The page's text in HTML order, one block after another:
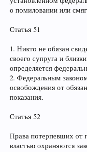
о помиловании или
Статья 51
1. Никто не обязан
своего супруга и
определяется
2. Федеральным
освобождения от
показания.
Статья 52
Права потерпевших от
властью охраняются